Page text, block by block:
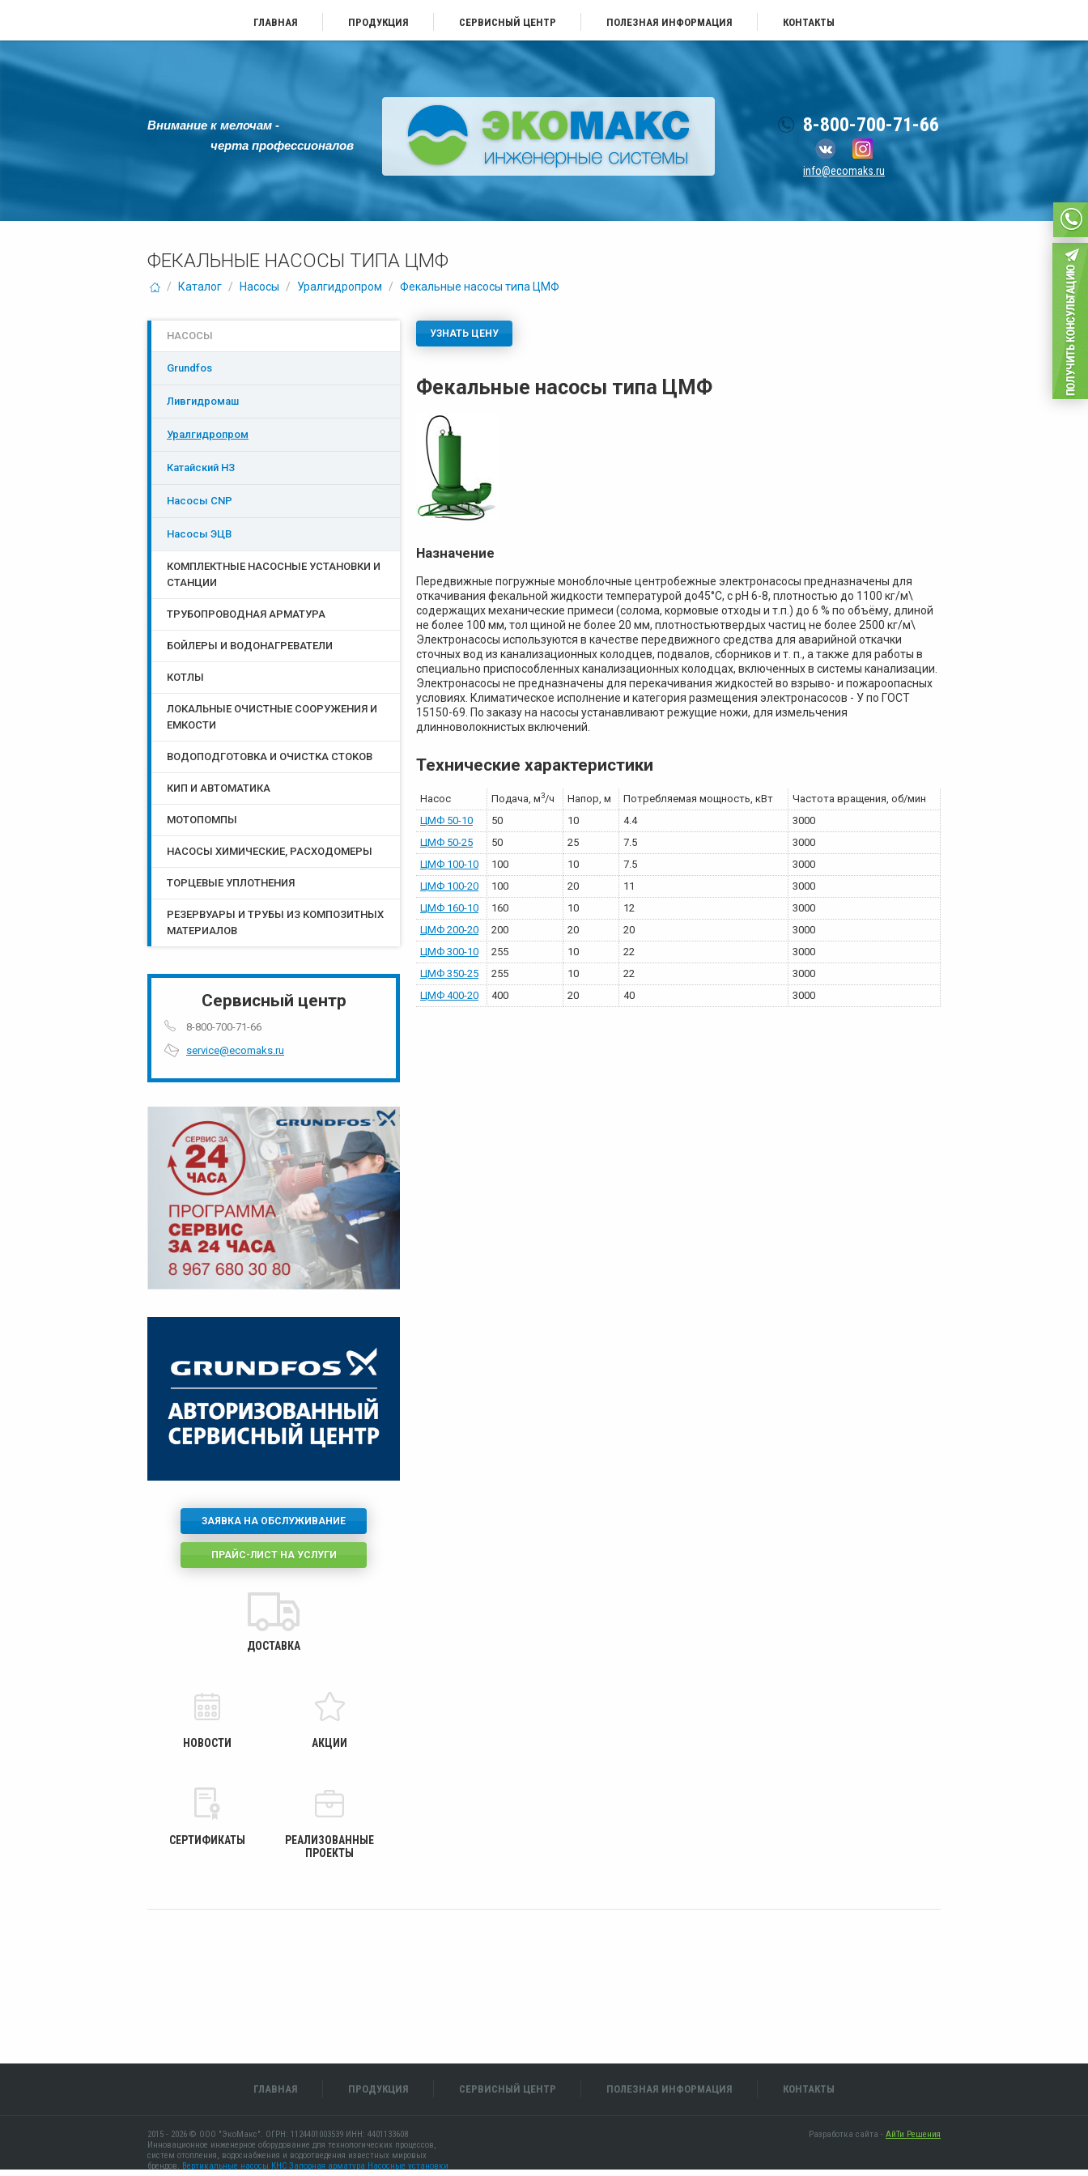
ГЛАВНАЯ ПРОДУКЦИЯ СЕРВИСНЫЙ ЦЕНТР ПОЛЕЗНАЯ ИНФОРМАЦИЯ КОНТАКТЫ
Внимание к мелочам -
черта профессионалов
8-800-700-71-66
info@ecomaks.ru
ФЕКАЛЬНЫЕ НАСОСЫ ТИПА ЦМФ
/ Каталог / Насосы / Уралгидропром / Фекальные насосы типа ЦМФ
УЗНАТЬ ЦЕНУ
Фекальные насосы типа ЦМФ
Назначение
Передвижные погружные моноблочные центробежные электронасосы предназначены для
откачивания фекальной жидкости температурой до45°С, с рН 6-8, плотностью до 1100 кг/м\
содержащих механические примеси (солома, кормовые отходы и т.п.) до 6 % по объёму, длиной
не более 100 мм, тол щиной не более 20 мм, плотностьютвердых частиц не более 2500 кг/м\
Электронасосы используются в качестве передвижного средства для аварийной откачки
сточных вод из канализационных колодцев, подвалов, сборников и т. п., а также для работы в
специально приспособленных канализационных колодцах, включенных в системы канализации.
Электронасосы не предназначены для перекачивания жидкостей во взрыво- и пожароопасных
условиях. Климатическое исполнение и категория размещения электронасосов - У по ГОСТ
15150-69. По заказу на насосы устанавливают режущие ножи, для измельчения
длинноволокнистых включений.
Технические характеристики
Насос Подача, м3/ч Напор, м Потребляемая мощность, кВт
Частота вращения, об/мин
ЦМФ 50-10
50 10 4.4
3000
ЦМФ 50-25
50 25 7.5
3000
ЦМФ 100-10
100 10 7.5
3000
ЦМФ 100-20
100 20 11
3000
ЦМФ 160-10
160 10 12
3000
ЦМФ 200-20
200 20 20
3000
ЦМФ 300-10
255 10 22
3000
ЦМФ 350-25
255 10 22
3000
ЦМФ 400-20
400 20 40 3000
НАСОСЫ
Grundfos
Ливгидромаш
Уралгидропром
Катайский НЗ
Насосы CNP
Насосы ЭЦB
КОМПЛЕКТНЫЕ НАСОСНЫЕ УСТАНОВКИ И
СТАНЦИИ
ТРУБОПРОВОДНАЯ АРМАТУРА
БОЙЛЕРЫ И ВОДОНАГРЕВАТЕЛИ
КОТЛЫ
ЛОКАЛЬНЫЕ ОЧИСТНЫЕ СООРУЖЕНИЯ И
ЕМКОСТИ
ВОДОПОДГОТОВКА И ОЧИСТКА СТОКОВ
КИП И АВТОМАТИКА
МОТОПОМПЫ
НАСОСЫ ХИМИЧЕСКИЕ, РАСХОДОМЕРЫ
ТОРЦЕВЫЕ УПЛОТНЕНИЯ
РЕЗЕРВУАРЫ И ТРУБЫ ИЗ КОМПОЗИТНЫХ
МАТЕРИАЛОВ
Сервисный центр
8-800-700-71-66
service@ecomaks.ru
ЗАЯВКА НА ОБСЛУЖИВАНИЕ
ПРАЙС-ЛИСТ НА УСЛУГИ
ДОСТАВКА
НОВОСТИ АКЦИИ
СЕРТИФИКАТЫ
РЕАЛИЗОВАННЫЕ
ПРОЕКТЫ
ГЛАВНАЯ ПРОДУКЦИЯ СЕРВИСНЫЙ ЦЕНТР ПОЛЕЗНАЯ ИНФОРМАЦИЯ КОНТАКТЫ
2015 - 2026 © ООО "ЭкоМакс". ОГРН: 1124401003539 ИНН: 4401133608
Инновационное инженерное оборудование для технологических процессов,
систем отопления, водоснабжения и водоотведения известных мировых
брендов. Вертикальные насосы КНС Запорная арматура Насосные установки
Разработка сайта - АйТи Решения